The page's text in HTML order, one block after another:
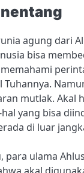
agung dari
bisa
mutlak. Akal
yang bisa
di luar
para ulama